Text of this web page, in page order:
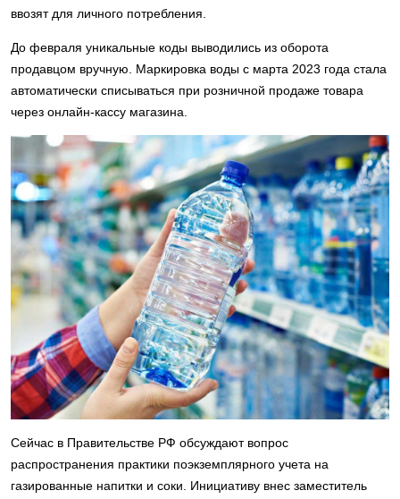
ввозят для личного потребления.
До февраля уникальные коды выводились из оборота
продавцом вручную. Маркировка воды с марта 2023 года стала
автоматически списываться при розничной продаже товара
через онлайн-кассу магазина.
Сейчас в Правительстве РФ обсуждают вопрос
распространения практики поэкземплярного учета на
газированные напитки и соки. Инициативу внес заместитель